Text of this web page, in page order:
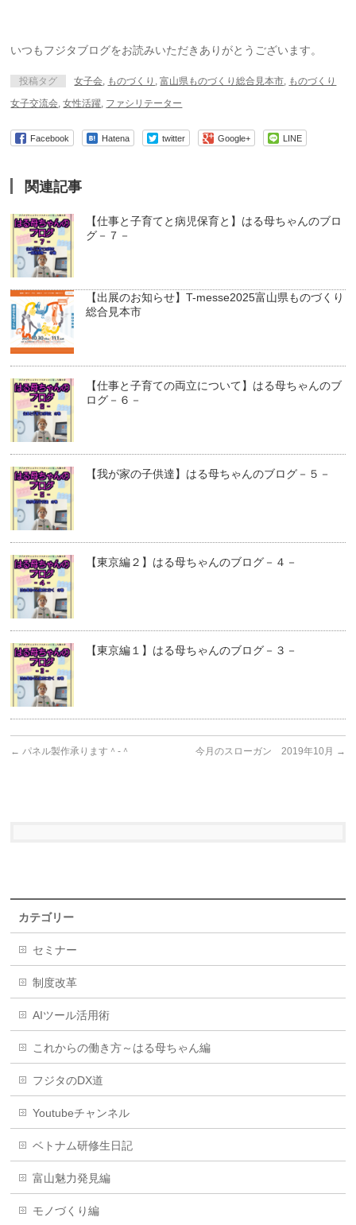
いつもフジタブログをお読みいただきありがとうございます。
投稿タグ 女子会, ものづくり ,富山県ものづくり総合見本市, ものづくり
女子交流会,女性活躍, ファシリテーター
Facebook Hatena twitter Google+ LINE
関連記事
【仕事と子育てと病児保育と】はる母ちゃんのブロ
グ－７－
【出展のお知らせ】T-messe2025富山県ものづくり
総合見本市
【仕事と子育ての両立について】はる母ちゃんのブ
ログ－６－
【我が家の子供達】はる母ちゃんのブログ－５－
【東京編２】はる母ちゃんのブログ－４－
【東京編１】はる母ちゃんのブログ－３－
← パネル製作承ります＾-＾ 今月のスローガン 2019年10月 →
カテゴリー
セミナー
制度改革
AIツール活用術
これからの働き方～はる母ちゃん編
フジタのDX道
Youtubeチャンネル
ベトナム研修生日記
富山魅力発見編
モノづくり編